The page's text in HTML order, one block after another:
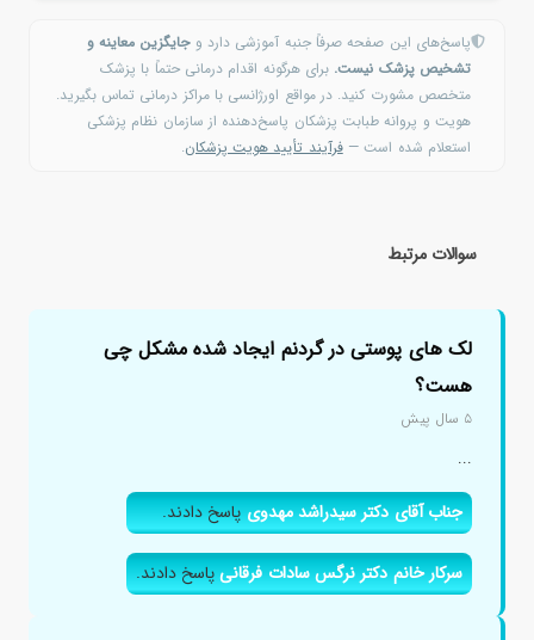
پاسخ‌های این صفحه صرفاً جنبه آموزشی دارد وجایگزین معاینه و
تشخیص پزشک نیست. برای هرگونه اقدام درمانی حتماً با پزشک
متخصص مشورت کنید. در مواقع اورژانسی با مراکز درمانی تماس بگیرید.
هویت و پروانه طبابت پزشکان پاسخ‌دهنده از سازمان نظام پزشکی
استعلام شده است —فرآیند تأیید هویت پزشکان.
سوالات مرتبط
لک های پوستی در گردنم ایجاد شده مشکل چی
هست؟
۵ سال پیش
...
جناب آقای دکتر سیدراشد مهدویپاسخ دادند.
سرکار خانم دکتر نرگس سادات فرقانیپاسخ دادند.